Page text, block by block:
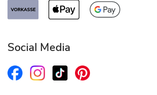
Social Media